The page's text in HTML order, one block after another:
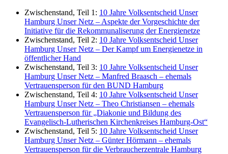
Zwischenstand, Teil 1: 10 Jahre Volksentscheid Unser
Hamburg Unser Netz – Aspekte der Vorgeschichte der
Initiative für die Rekommunaliserung der Energienetze
Zwischenstand, Teil 2: 10 Jahre Volksentscheid Unser
Hamburg Unser Netz – Der Kampf um Energienetze in
öffentlicher Hand
Zwischenstand, Teil 3: 10 Jahre Volksentscheid Unser
Hamburg Unser Netz – Manfred Braasch – ehemals
Vertrauensperson für den BUND Hamburg
Zwischenstand, Teil 4: 10 Jahre Volksentscheid Unser
Hamburg Unser Netz – Theo Christiansen – ehemals
Vertrauensperson für „Diakonie und Bildung des
Evangelisch-Lutherischen Kirchenkreises Hamburg-Ost“
Zwischenstand, Teil 5: 10 Jahre Volksentscheid Unser
Hamburg Unser Netz – Günter Hörmann – ehemals
Vertrauensperson für die Verbraucherzentrale Hamburg